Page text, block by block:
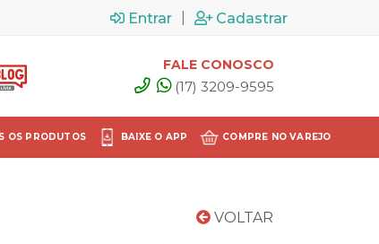
Entrar Cadastrar
FALE CONOSCO
(17) 3209-9595
OS PRODUTOS BAIXE O APP COMPRE NO VAREJO
VOLTAR